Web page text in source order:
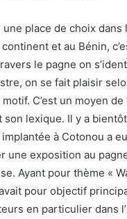
une place de choix dans
et au Bénin,
le pagne on
on se fait plaisir
C’est un moyen
son lexique. Il y a
à Cotonou a
une exposition au
Ayant pour thème «
pour objectif
en particulier dans